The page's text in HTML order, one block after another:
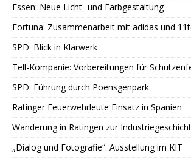
Essen: Neue Licht- und Farbgestaltung
Fortuna: Zusammenarbeit mit adidas und
SPD: Blick in Klärwerk
Tell-Kompanie: Vorbereitungen für
SPD: Führung durch Poensgenpark
Ratinger Feuerwehrleute Einsatz in Spanien
Wanderung in Ratingen zur
„Dialog und Fotografie“: Ausstellung im KIT